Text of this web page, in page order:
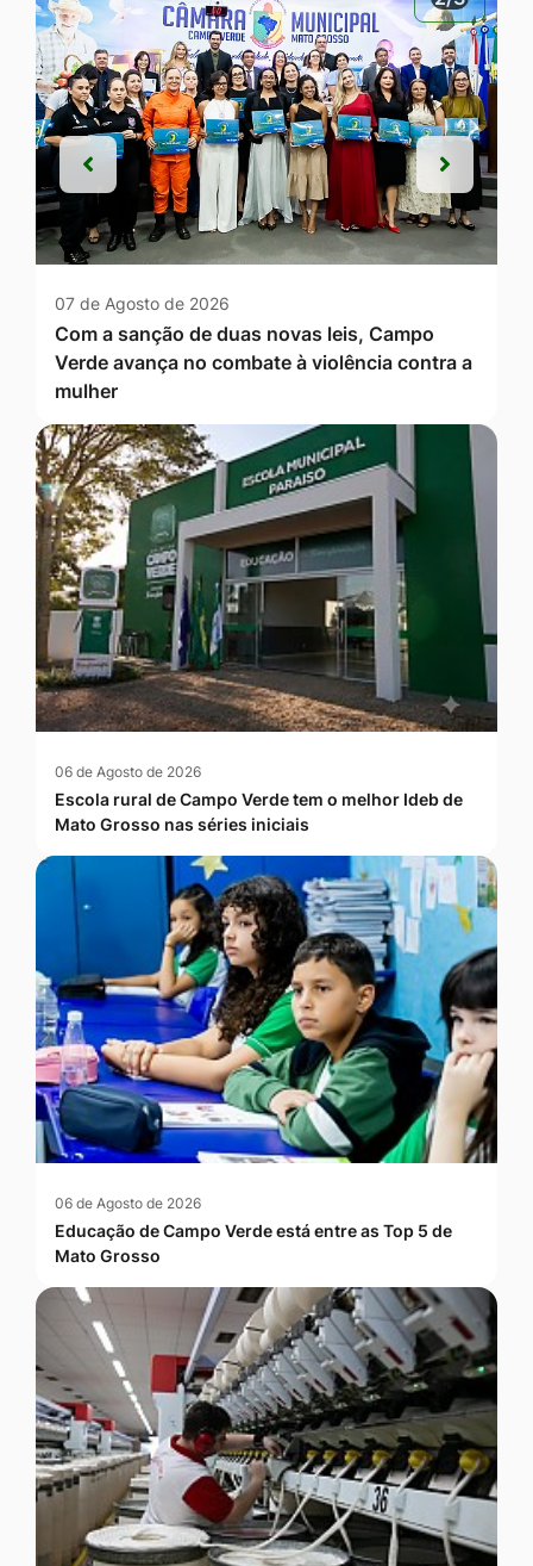
07 de Agosto de 2026
Com a sanção de duas novas leis, Campo
Verde avança no combate à violência contra a
mulher
Anterior
Anterior Próxima
06 de Agosto de 2026
Escola rural de Campo Verde tem o melhor Ideb de
Mato Grosso nas séries iniciais
06 de Agosto de 2026
Educação de Campo Verde está entre as Top 5 de
Mato Grosso